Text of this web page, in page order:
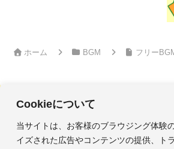
Cookieについて
当サイトは、お客様のブラウジング体験
イズされた広告やコンテンツの提供、ト
ホーム BGM フリー
フリーBGM・効果音｜みかんの